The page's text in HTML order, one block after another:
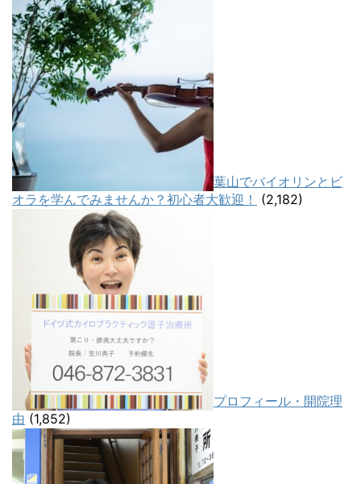
葉山でバイオリンとビ
オラを学んでみませんか？初心者大歓迎！
(2,182)
プロフィール・開院理
由 (1,852)